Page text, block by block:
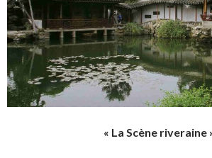
« La Scène riveraine